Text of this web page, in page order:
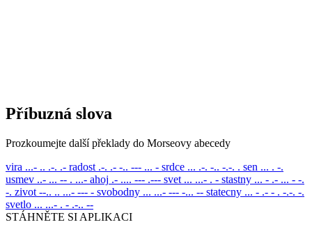
Příbuzná slova
Prozkoumejte další překlady do Morseovy abecedy
vira ...- .. .-. .- radost .-. .- -.. --- ... - srdce ... .-. -.. -.-. . sen ... . -.
usmev ..- ... -- . ...- ahoj .- .... --- .--- svet ... ...- . - stastny ... - .- ... - -.
-. zivot --.. .. ...- --- - svobodny ... ...- --- -... -- statecny ... - .- - . -.-. -.
svetlo ... ...- . - .-.. --
STÁHNĚTE SI APLIKACI